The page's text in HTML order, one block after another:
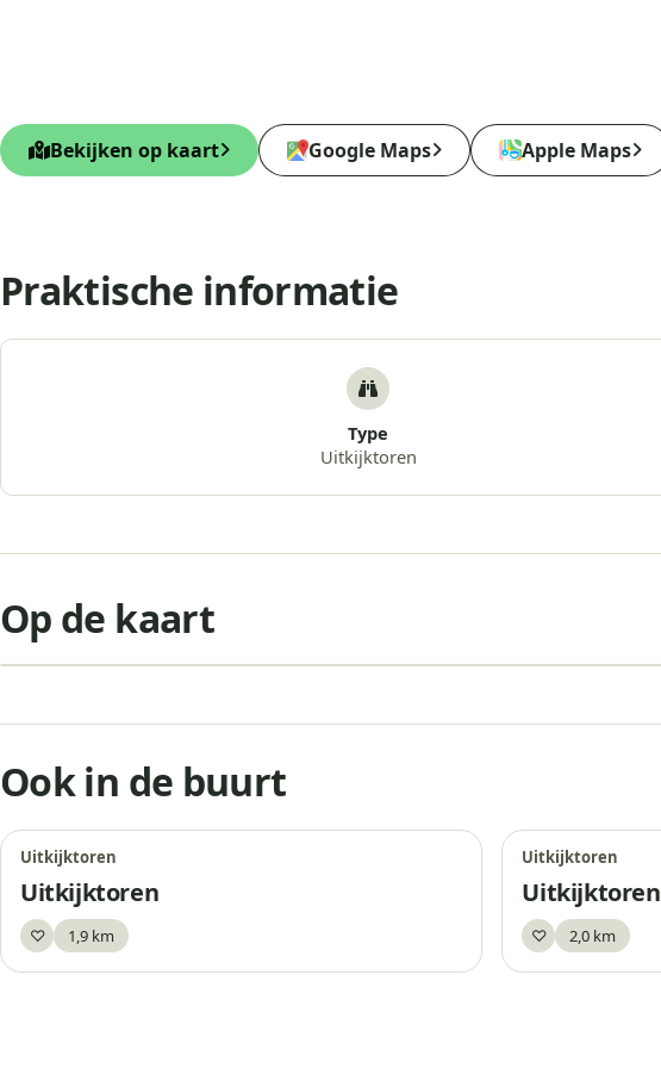
Bekijken op kaart Google Maps Apple Maps
Praktische informatie
Type
Uitkijktoren
Op de kaart
−
Ook in de buurt
Uitkijktoren
Uitkijktoren
♡
Bewaar
1,9 km
Uitkijktoren
Uitkijktoren
♡
Bewaar
2,0 km